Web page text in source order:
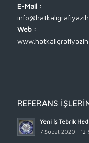
E-Mail :
Web :
REFERANS
Yeni İş Tebrik
7 Şubat 2020 -